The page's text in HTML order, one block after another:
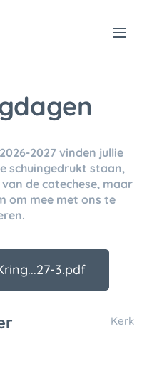
2027 vinden jullie
schuingedrukt staan,
de catechese, maar
om mee met ons te
3.pdf
Kerk